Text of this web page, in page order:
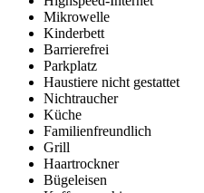
Mikrowelle
Kinderbett
Barrierefrei
Parkplatz
Haustiere nicht gestattet
Nichtraucher
Küche
Familienfreundlich
Grill
Haartrockner
Bügeleisen